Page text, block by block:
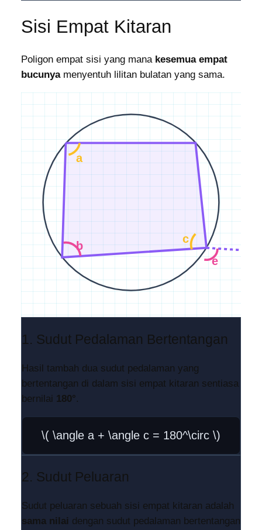
Sisi Empat Kitaran
Poligon empat sisi yang mana kesemua empat
bucunyamenyentuh lilitan bulatan yang sama.
a
c
e
b
1. Sudut Pedalaman Bertentangan
Hasil tambah dua sudut pedalaman yang
bertentangan di dalam sisi empat kitaran sentiasa
bernilai 180°.
\( \angle a + \angle c = 180^\circ \)
2. Sudut Peluaran
Sudut peluaran sebuah sisi empat kitaran adalah
sama nilai dengan sudut pedalaman bertentangan